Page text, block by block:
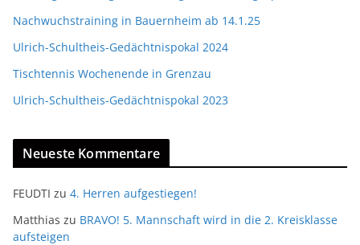
Nachwuchstraining in Bauernheim ab 14.1.25
Ulrich-Schultheis-Gedächtnispokal 2024
Tischtennis Wochenende in Grenzau
Ulrich-Schultheis-Gedächtnispokal 2023
Neueste Kommentare
FEUDTI zu 4. Herren aufgestiegen!
Matthias zu BRAVO! 5. Mannschaft wird in die 2. Kreisklasse
aufsteigen